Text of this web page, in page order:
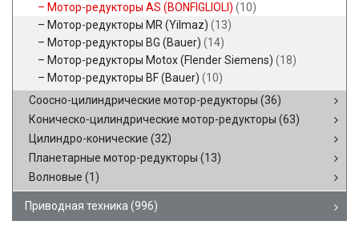
Мотор-редукторы AS (BONFIGLIOLI) (10)
Мотор-редукторы MR (Yilmaz) (13)
Мотор-редукторы BG (Bauer) (14)
Мотор-редукторы Motox (Flender Siemens) (18)
Мотор-редукторы BF (Bauer) (10)
Соосно-цилиндрические мотор-редукторы (36)
Коническо-цилиндрические мотор-редукторы (63)
Цилиндро-конические (32)
Планетарные мотор-редукторы (13)
Волновые (1)
Приводная техника (996)